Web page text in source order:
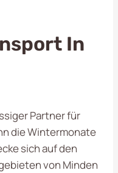
In
Partner für
die Wintermonate
sich auf den
von Minden